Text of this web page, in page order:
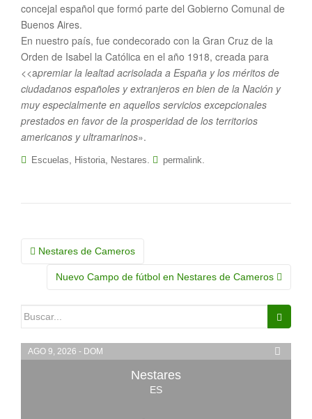
concejal español que formó parte del Gobierno Comunal de
Buenos Aires.
En nuestro país, fue condecorado con la Gran Cruz de la
Orden de Isabel la Católica en el año 1918, creada para
<<apremiar la lealtad acrisolada a España y los méritos de
ciudadanos españoles y extranjeros en bien de la Nación y
muy especialmente en aquellos servicios excepcionales
prestados en favor de la prosperidad de los territorios
americanos y ultramarinos».
Escuelas Historia Nestares permalink
Navegación
entrada
Nestares de Cameros
Nuevo Campo de fútbol en Nestares de Cameros
Buscar:
AGO 9, 2026 - DOM
Nestares
ES